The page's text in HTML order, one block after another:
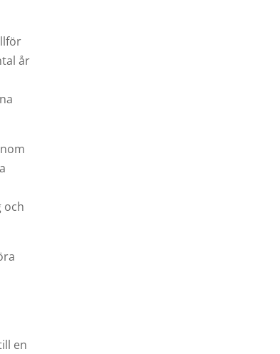
år
och
en